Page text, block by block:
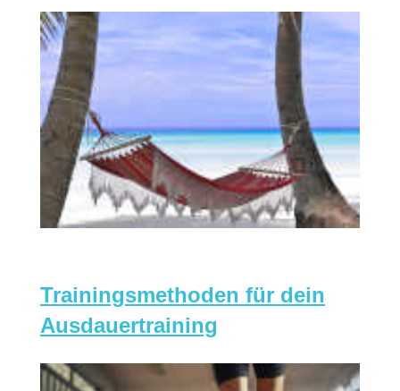
Trainingsmethoden für dein
Ausdauertraining